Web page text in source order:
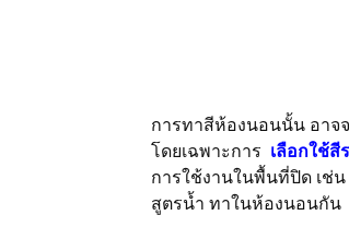
การทาสีห้องนอนนั้น อาจ
โดยเฉพาะการ เลือกใช้สี
การใช้งานในพื้นที่ปิด เช่
สูตรน้ำ ทาในห้องนอนกัน